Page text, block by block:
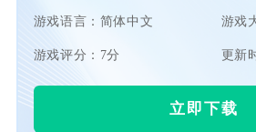
游戏语言：简体中文 游戏
游戏评分：7分 更新
立即下载